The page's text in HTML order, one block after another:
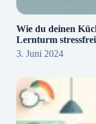
Wie du deinen
Lernturm
3. Juni 2024